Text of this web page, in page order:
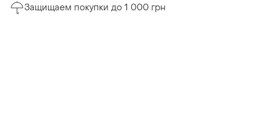
Защищаем покупки до 1 000 грн